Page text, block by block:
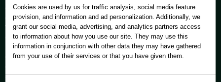
onze diensten hebben verzameld. Wij stellen uw
gegevens nooit voor commerciële doelstellingen
ter beschikking aan
derden.
Dit privacybeleid is van toepassing op het
gebruik van de website en de daarop ontsloten
dienstverlening van MG
Sinkers. De ingangsdatum voor de geldigheid van
Cookies are used by us for traffic analysis, social media feature
provision, and information and ad personalization. Additionally, we
grant our social media, advertising, and analytics partners access
to information about how you use our site. They may use this
information in conjunction with other data they may have gathered
from your use of their services or that you have given them.